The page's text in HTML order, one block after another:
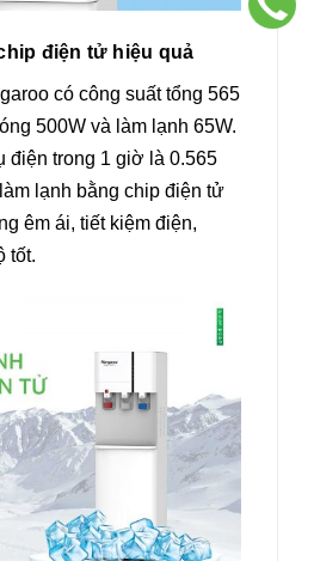
điện tử hiệu quả
có công suất tổng 565
500W và làm lạnh 65W.
điện trong 1 giờ là 0.565
lạnh bằng chip điện tử
êm ái, tiết kiệm điện,
tốt.